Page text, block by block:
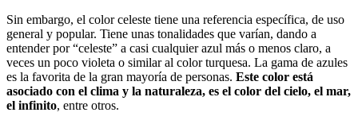
Sin embargo, el color celeste tiene una referencia específica, de uso
general y popular. Tiene unas tonalidades que varían, dando a
entender por “celeste” a casi cualquier azul más o menos claro, a
veces un poco violeta o similar al color turquesa. La gama de azules
es la favorita de la gran mayoría de personas. Este color está
asociado con el clima y la naturaleza, es el color del cielo, el mar,
el infinito, entre otros.